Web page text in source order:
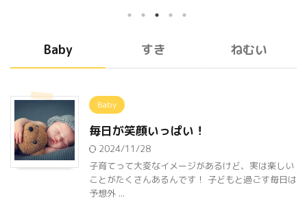
眠いんだ
ぁ眠いん
ぁ眠いん
いんだなぁ眠いんだなぁ眠いんだ
なぁ眠いんだなぁ眠いんだなぁ眠
いんだなぁ眠いんだなぁ眠いんだ
なぁ眠いんだなぁ こんなに可愛く
だなぁ眠いんだなぁ眠いんだなぁ
眠いんだなぁ眠いんだなぁ眠いん
だな ...
ついて、元
子どもの
初めての「
Baby すき ねむい
Baby
毎日が笑顔いっぱい！
2024/11/28
子育てって大変なイメージがあるけど、実は楽しい
ことがたくさんあるんです！ 子どもと過ごす毎日は
予想外 ...